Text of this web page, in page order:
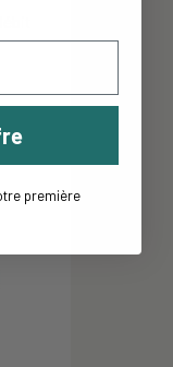
première